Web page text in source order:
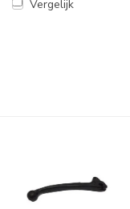
Vergelijk